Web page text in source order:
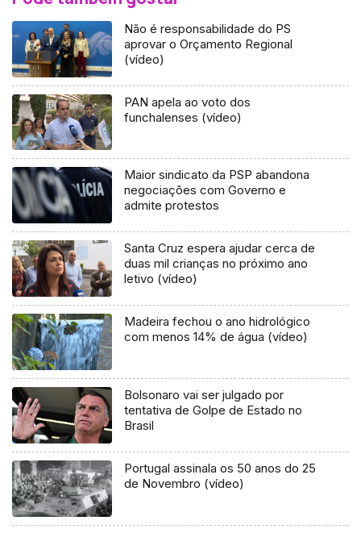
Não é responsabilidade do PS
aprovar o Orçamento Regional
(vídeo)
PAN apela ao voto dos
funchalenses (vídeo)
Maior sindicato da PSP abandona
negociações com Governo e
admite protestos
Santa Cruz espera ajudar cerca de
duas mil crianças no próximo ano
letivo (vídeo)
Madeira fechou o ano hidrológico
com menos 14% de água (vídeo)
Bolsonaro vai ser julgado por
tentativa de Golpe de Estado no
Brasil
Portugal assinala os 50 anos do 25
de Novembro (vídeo)